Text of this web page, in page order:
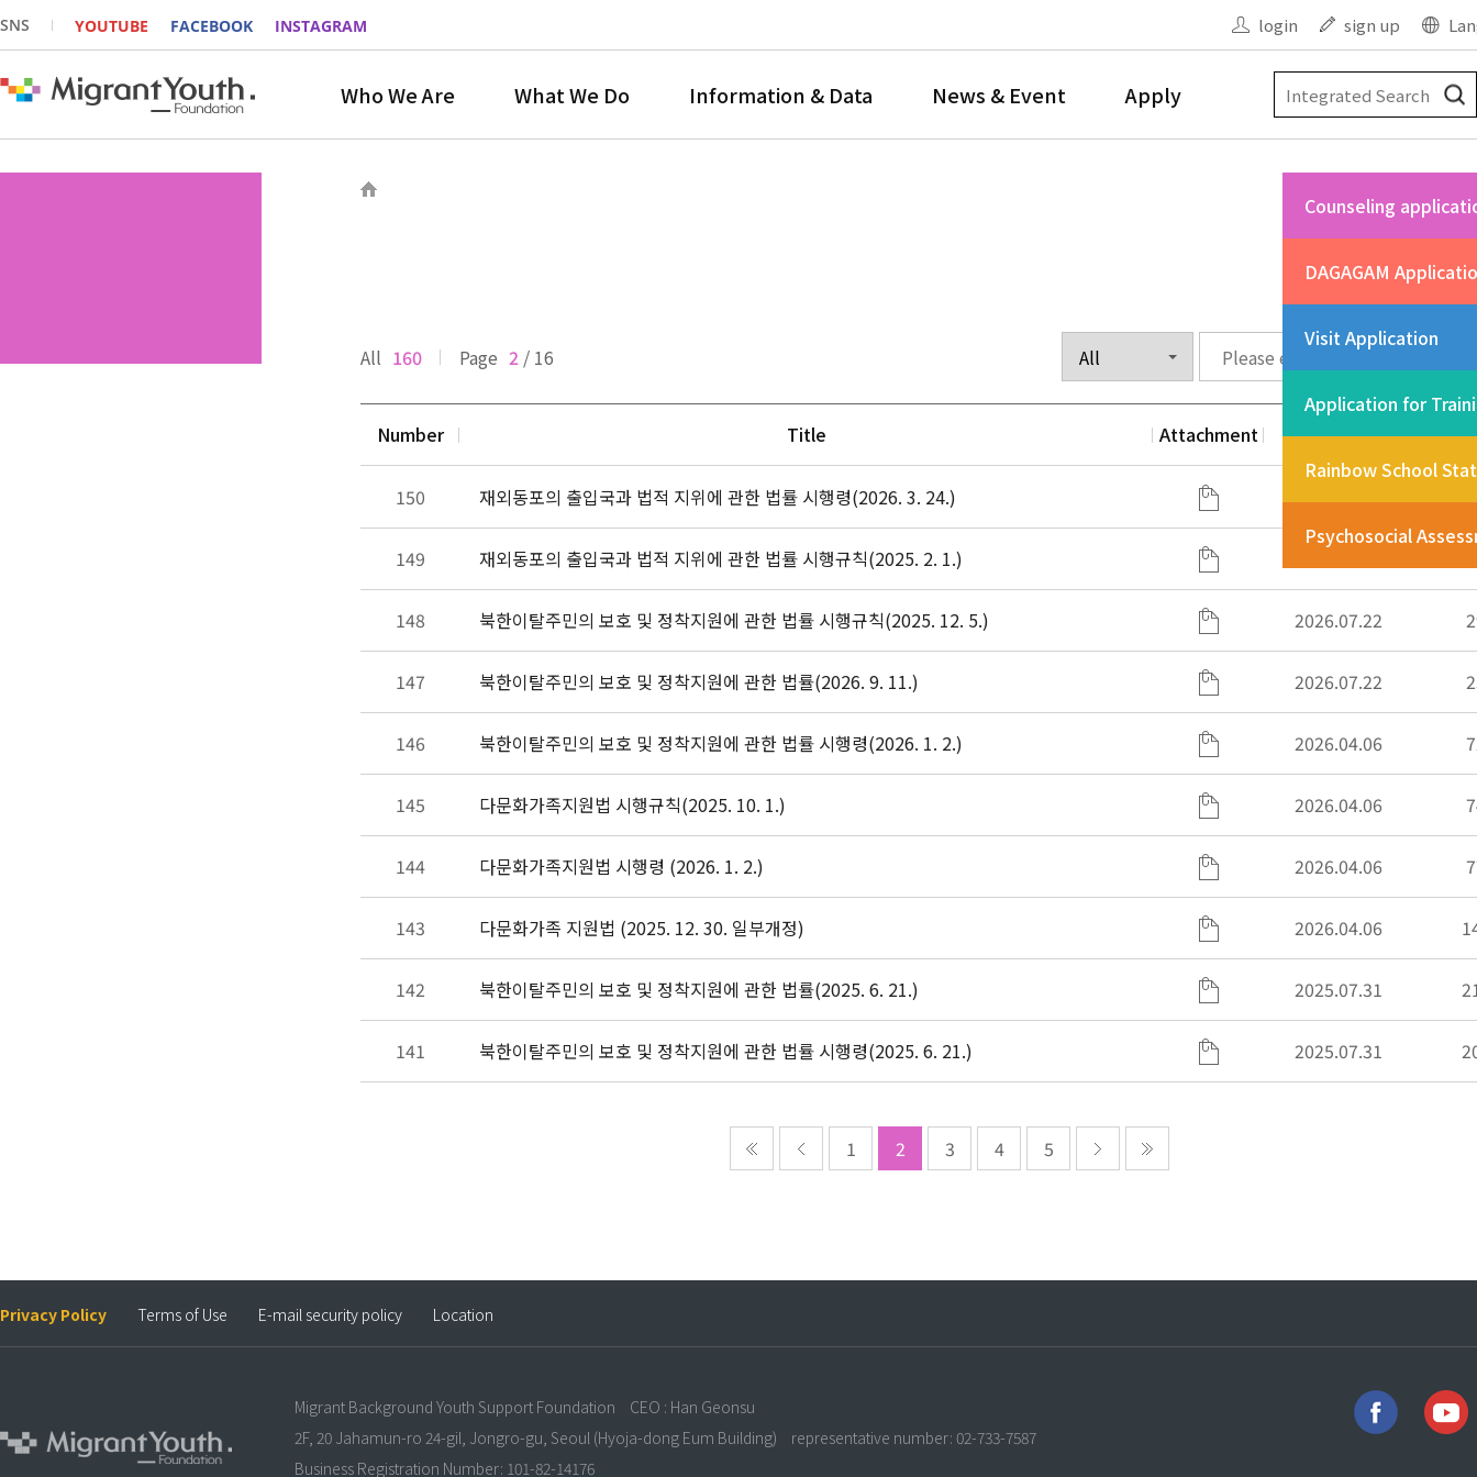
SNS YOUTUBE FACEBOOK INSTAGRAM login sign up
Who We Are What We Do Information & Data News & Event Apply
Counseling
DAGAGAM
Visit Application
Application for
Rainbow School
Psychosocial
All 160 Page 2 / 16
Number Title Attachment Date
150 재외동포의 출입국과 법적 지위에 관한 법률 시행령(2026. 3. 24.) 2026.07.27
149 재외동포의 출입국과 법적 지위에 관한 법률 시행규칙(2025. 2. 1.)
148 북한이탈주민의 보호 및 정착지원에 관한 법률 시행규칙(2025. 12. 5.) 2026.07.22
147 북한이탈주민의 보호 및 정착지원에 관한 법률(2026. 9. 11.) 2026.07.22
146 북한이탈주민의 보호 및 정착지원에 관한 법률 시행령(2026. 1. 2.) 2026.04.06
145 다문화가족지원법 시행규칙(2025. 10. 1.) 2026.04.06
144 다문화가족지원법 시행령 (2026. 1. 2.) 2026.04.06
143 다문화가족 지원법 (2025. 12. 30. 일부개정) 2026.04.06
142 북한이탈주민의 보호 및 정착지원에 관한 법률(2025. 6. 21.) 2025.07.31
141 북한이탈주민의 보호 및 정착지원에 관한 법률 시행령(2025. 6. 21.) 2025.07.31
1 2 3 4 5
Privacy Policy Terms of Use E-mail security policy Location
Migrant Background Youth Support Foundation
CEO : Han Geonsu
2F, 20 Jahamun-ro 24-gil, Jongro-gu, Seoul (Hyoja-dong Eum Building)
representative number: 02-733-7587
Business Registration Number: 101-82-14176